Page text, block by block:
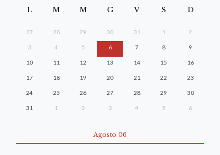
L M M G V S D
27 28 29 30 31 1 2
3 4 5 6 7 8 9
10 11 12 13 14 15 16
17 18 19 20 21 22 23
24 25 26 27 28 29 30
31 1 2 3 4 5 6
Agosto 06